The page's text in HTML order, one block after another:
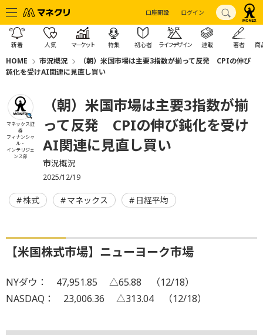
口座開設 ログイン
新着 人気 マーケット 特集 初心者 ライフデザイン 連載 著者 商
HOME 市況概況
（朝）米国市場は主要3指数が揃って反発 CPIの伸び
鈍化を受けAI関連に見直し買い
マネックス証
券
フィナンシャ
ル・
インテリジェ
ンス部
（朝）米国市場は主要3指数が揃
って反発 CPIの伸び鈍化を受け
AI関連に見直し買い
市況概況
2025/12/19
株式 マネックス 日経平均
【米国株式市場】ニューヨーク市場
NYダウ： 47,951.85 △65.88 （12/18）
NASDAQ： 23,006.36 △313.04 （12/18）